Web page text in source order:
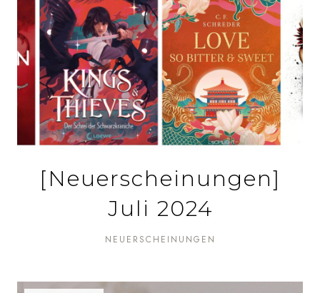
[Neuerscheinungen]
Juli 2024
NEUERSCHEINUNGEN